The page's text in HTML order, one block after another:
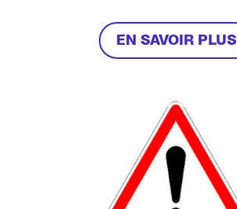
EN SAVOIR PLUS